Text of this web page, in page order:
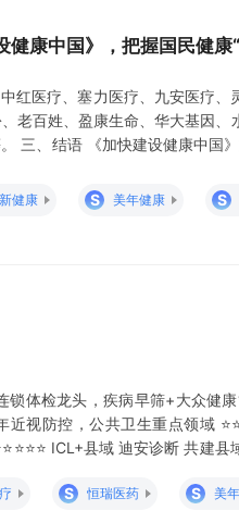
健康中国》，把握国民健
中红医疗、塞力医疗、九安医疗
老百姓、盈康生命、华大基因、
三、结语 《加快建设健康中国
图
健康 S 美年健康 S
锁体检龙头，疾病早筛+大众健康
视防控，公共卫生重点领域
ICL+县域 迪安诊断 共建
S 恒瑞医药 S 美